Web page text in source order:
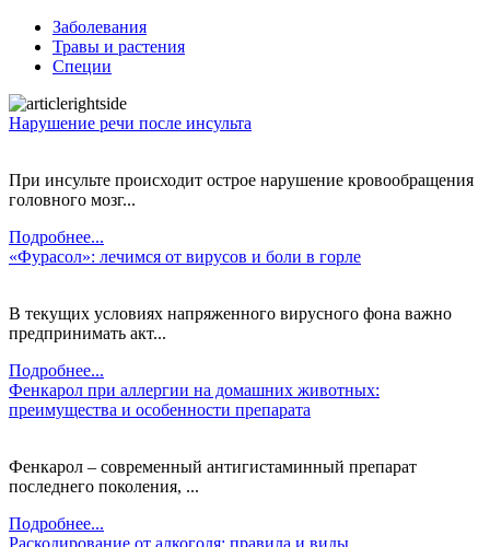
Заболевания
Травы и растения
Специи
Нарушение речи после инсульта
При инсульте происходит острое нарушение кровообращения
головного мозг...
Подробнее...
«Фурасол»: лечимся от вирусов и боли в горле
В текущих условиях напряженного вирусного фона важно
предпринимать акт...
Подробнее...
Фенкарол при аллергии на домашних животных:
преимущества и особенности препарата
Фенкарол – современный антигистаминный препарат
последнего поколения, ...
Подробнее...
Раскодирование от алкоголя: правила и виды